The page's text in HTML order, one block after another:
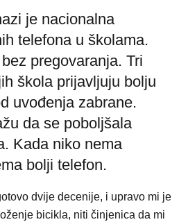
je nacionalna
telefona u školama.
pregovaranja. Tri
škola prijavljuju bolju
uvođenja zabrane.
da se poboljšala
Kada niko nema
bolji telefon.
dvije decenije, i upravo mi je
bicikla, niti činjenica da mi